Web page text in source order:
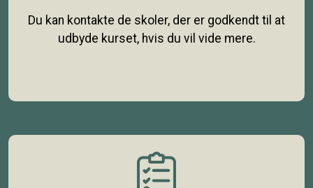
Du kan kontakte de skoler, der er godkendt til at
udbyde kurset, hvis du vil vide mere.